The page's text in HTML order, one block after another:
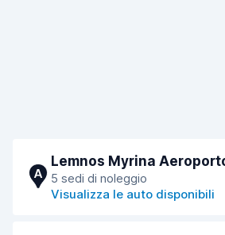
A
Lemnos Myrina
5 sedi di noleggio
Visualizza le auto disponibili